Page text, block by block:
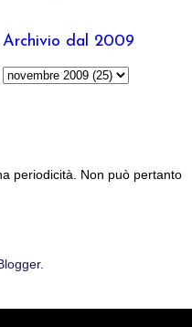
Archivio dal 2009
periodicità. Non può pertanto
.